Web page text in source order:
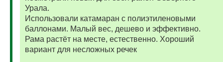
Урала.
Использовали катамаран с полиэтиленовыми
баллонами. Малый вес, дешево и эффективно.
Рама растёт на месте, естественно. Хороший
вариант для несложных речек